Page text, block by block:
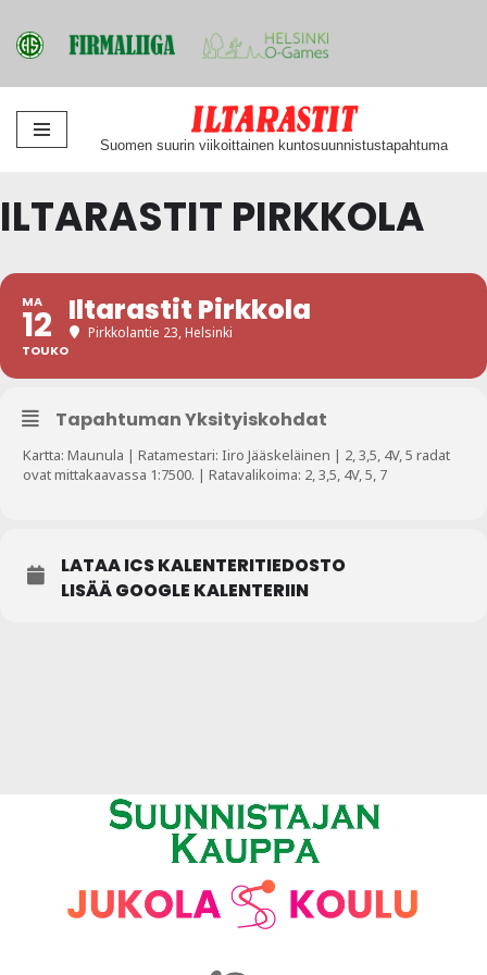
Siirry
Suomen suurin viikoittainen kuntosuunnistustapahtuma
ILTARASTIT PIRKKOLA
MA
12
TOUKO
Iltarastit Pirkkola
Pirkkolantie 23, Helsinki
Tapahtuman Yksityiskohdat
Kartta: Maunula | Ratamestari: Iiro Jääskeläinen | 2, 3,5, 4V, 5 radat
ovat mittakaavassa 1:7500. | Ratavalikoima: 2, 3,5, 4V, 5, 7
LATAA ICS KALENTERITIEDOSTO
LISÄÄ GOOGLE KALENTERIIN